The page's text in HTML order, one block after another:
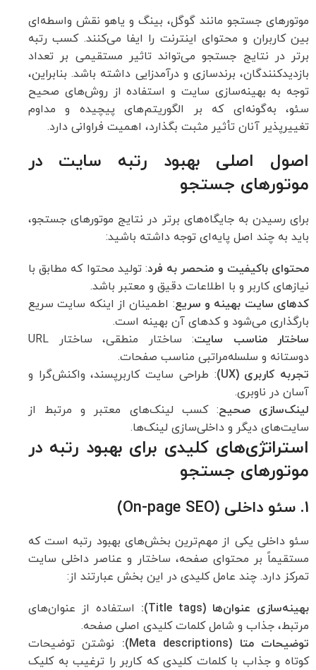
موتورهای جستجو مانند گوگل، بینگ و یاهو نقش واسطه‌ای
بین کاربران و محتوای اینترنت را ایفا می‌کنند. کسب رتبه
برتر در نتایج جستجو می‌تواند تاثیر مستقیمی بر تعداد
بازدیدکنندگان، برندسازی و درآمدزایی داشته باشد. بنابراین،
توجه به بهینه‌سازی سایت و استفاده از روش‌های صحیح
سئو، به‌گونه‌ای که بر الگوریتم‌های پیچیده و مداوم
تغییرپذیر آنان تأثیر مثبت بگذارد، اهمیت فراوانی دارد.
اصول اصلی بهبود رتبه سایت در
موتورهای جستجو
برای رسیدن به جایگاه‌های برتر در نتایج موتورهای جستجو،
باید به چند اصل پایه‌ای توجه داشته باشید:
محتوای باکیفیت و منحصر به فرد: تولید محتوا که مطابق با
نیازهای کاربر و با اطلاعات دقیق و معتبر باشد.
کدهای سایت بهینه و سریع: اطمینان از اینکه سایت سریع
بارگذاری می‌شود و کدهای آن بهینه است.
ساختار مناسب سایت
: ساختار منطقی، ساختار URL
دوستانه و سلسله‌مراتبی مناسب صفحات.
تجربه کاربری (UX)
: طراحی سایت کاربرپسند، واکنش‌گرا و
آسان در ناوبری.
لینک‌سازی صحیح: کسب لینک‌های معتبر و مرتبط از
سایت‌های دیگر و داخلی‌سازی لینک‌ها.
استراتژی‌های کلیدی برای بهبود رتبه در
موتورهای جستجو
1. سئو داخلی (On-page SEO)
سئو داخلی یکی از مهم‌ترین بخش‌های بهبود رتبه است که
مستقیماً بر محتوای صفحه، ساختار و عناصر داخلی سایت
تمرکز دارد. چند عامل کلیدی در این بخش عبارتند از:
بهینه‌سازی عنوان‌ها (Title tags):
استفاده از عنوان‌های
مرتبط، جذاب و شامل کلمات کلیدی اصلی صفحه.
توضیحات متا (Meta descriptions):
نوشتن توضیحات
کوتاه و جذاب با کلمات کلیدی که کاربر را ترغیب به کلیک